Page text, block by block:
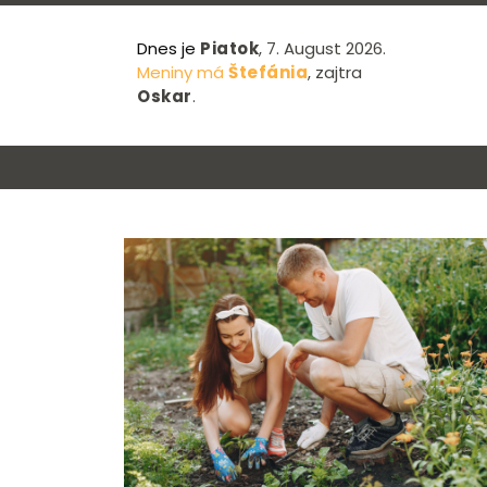
Dnes je Piatok, 7. August 2026.
Meniny má Štefánia, zajtra
Oskar.